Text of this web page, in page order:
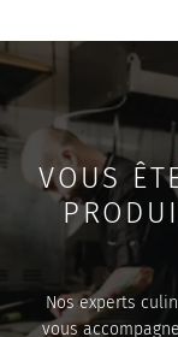
VOUS
Nos experts
vous